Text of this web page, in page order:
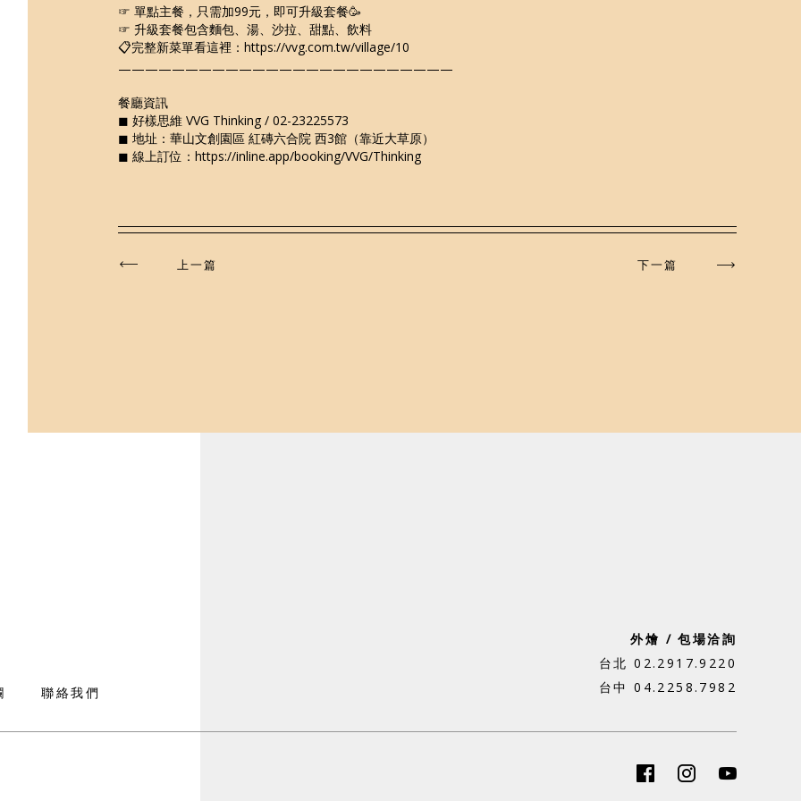
☞ 單點主餐，只需加99元，即可升級套餐🥳
☞ 升級套餐包含麵包、湯、沙拉、甜點、飲料
📋完整新菜單看這裡：https://vvg.com.tw/village/10
—————————————————————————
餐廳資訊
◼︎ 好樣思維 VVG Thinking / 02-23225573
◼︎ 地址：華山文創園區 紅磚六合院 西3館（靠近大草原）
◼︎ 線上訂位：https://inline.app/booking/VVG/Thinking
上一篇 下一篇
聯絡我們
外燴 / 包場洽詢
台北 02.2917.9220
台中 04.2258.7982